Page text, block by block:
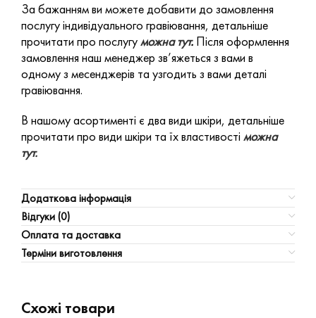
За бажанням ви можете добавити до замовлення
послугу індивідуального гравіювання, детальніше
прочитати про послугуможна тут. Після оформлення
замовлення наш менеджер зв’яжеться з вами в
одному з месенджерів та узгодить з вами деталі
гравіювання.
В нашому асортименті є два види шкіри, детальніше
прочитати про види шкіри та їх властивості можна
тут.
Додаткова інформація
Відгуки (0)
Оплата та доставка
Терміни виготовлення
Схожі товари